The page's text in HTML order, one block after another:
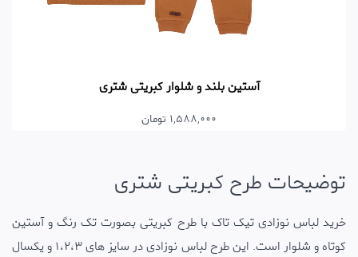
آستین بلند و شلوار کبریتی شتری
1,588,000 تومان
توضیحات طرح کبریتی شتری
خرید لباس نوزادی تیک تاک با طرح کبریتی بصورت تک رنگ و آستین
کوتاه و شلوار است. این طرح لباس نوزادی در سایز های 1،2،3 و یکسال